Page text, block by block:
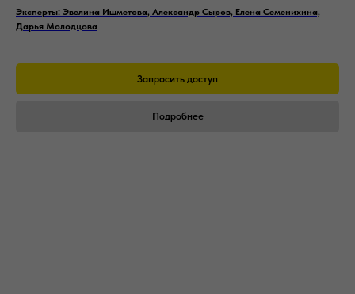
Эксперты: Эвелина Ишметова, Александр Сыров, Елена Семенихина,
Дарья Молодцова
Запросить доступ
Подробнее